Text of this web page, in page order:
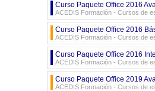
Curso Paquete Office 2016
ACEDIS Formación - Cursos de
Curso Paquete Office 2016
ACEDIS Formación - Cursos de
Curso Paquete Office 2016
ACEDIS Formación - Cursos de
Curso Paquete Office 2019
ACEDIS Formación - Cursos de